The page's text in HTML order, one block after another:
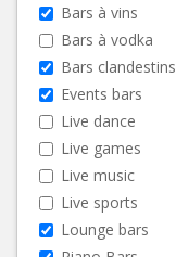
Bars à vins
Bars à vodka
Bars clandestins
Events bars
Live dance
Live games
Live music
Live sports
Lounge bars